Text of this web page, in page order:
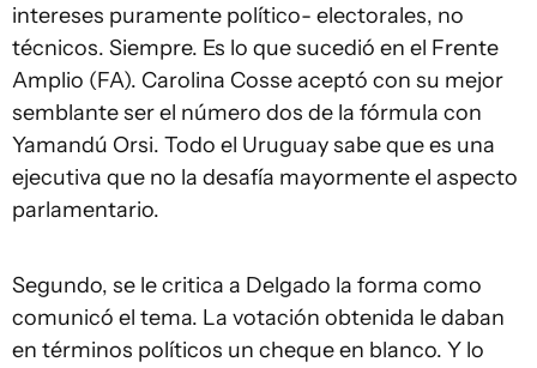
intereses puramente político- electorales, no
técnicos. Siempre. Es lo que sucedió en el Frente
Amplio (FA). Carolina Cosse aceptó con su mejor
semblante ser el número dos de la fórmula con
Yamandú Orsi. Todo el Uruguay sabe que es una
ejecutiva que no la desafía mayormente el aspecto
parlamentario.
Segundo, se le critica a Delgado la forma como
comunicó el tema. La votación obtenida le daban
en términos políticos un cheque en blanco. Y lo